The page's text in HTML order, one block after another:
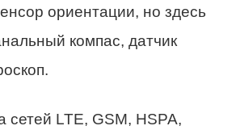
ориентации, но здесь
компас, датчик
сетей LTE, GSM, HSPA,